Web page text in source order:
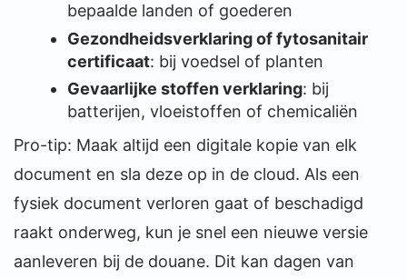
bepaalde landen of goederen
Gezondheidsverklaring of fytosanitair
certificaat: bij voedsel of planten
Gevaarlijke stoffen verklaring: bij
batterijen, vloeistoffen of chemicaliën
Pro-tip: Maak altijd een digitale kopie van elk
document en sla deze op in de cloud. Als een
fysiek document verloren gaat of beschadigd
raakt onderweg, kun je snel een nieuwe versie
aanleveren bij de douane. Dit kan dagen van